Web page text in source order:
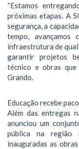
“Estamos
próximas etapas. A
segurança, a
tempo,
infraestrutura de
garantir projetos
técnico e obras que
Grando.
Educação recebe
Além das entregas
anunciou um
pública na região
inauguradas as